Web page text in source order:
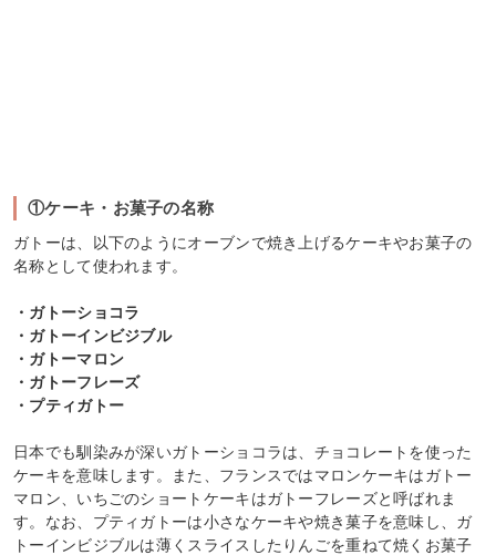
①ケーキ・お菓子の名称
ガトーは、以下のようにオーブンで焼き上げるケーキやお菓子の
名称として使われます。
・ガトーショコラ
・ガトーインビジブル
・ガトーマロン
・ガトーフレーズ
・プティガトー
日本でも馴染みが深いガトーショコラは、チョコレートを使った
ケーキを意味します。また、フランスではマロンケーキはガトー
マロン、いちごのショートケーキはガトーフレーズと呼ばれま
す。なお、プティガトーは小さなケーキや焼き菓子を意味し、ガ
トーインビジブルは薄くスライスしたりんごを重ねて焼くお菓子